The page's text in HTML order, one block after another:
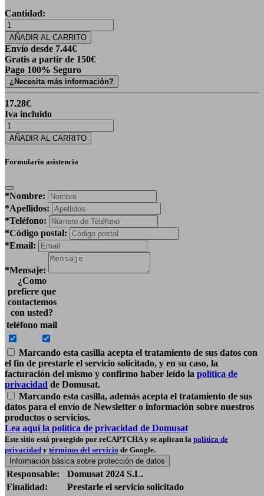
Cantidad:
AÑADIR AL CARRITO
Envío desde 7.44€
Gratis a partir de 150€
Pago 100% Seguro
¿Necesita más información?
17.28€
Iva incluido
AÑADIR AL CARRITO
Formulario asistencia
*Nombre:
*Apellidos:
*Teléfono:
*Código postal:
*Email:
*Mensaje:
¿Como
prefiere que
contactemos
con usted?
teléfono mail
Marcando esta casilla acepta el tratamiento de sus datos con
el fin de prestarle el servicio solicitado, y en su caso, la
facturación del mismo y confirmo haber leído la política de
privacidad de Domusat.
Marcando esta casilla, además acepta el tratamiento de sus
datos para el envío de Newsletter o información sobre nuestros
productos o servicios.
Lea aquí la política de privacidad de Domusat
Este sitio está protegido por reCAPTCHA y se aplican la política de
privacidad y términos del servicio de Google.
Información básica sobre protección de datos
Responsable:
Domusat 2024 S.L.
Finalidad:
Prestarle el servicio solicitado